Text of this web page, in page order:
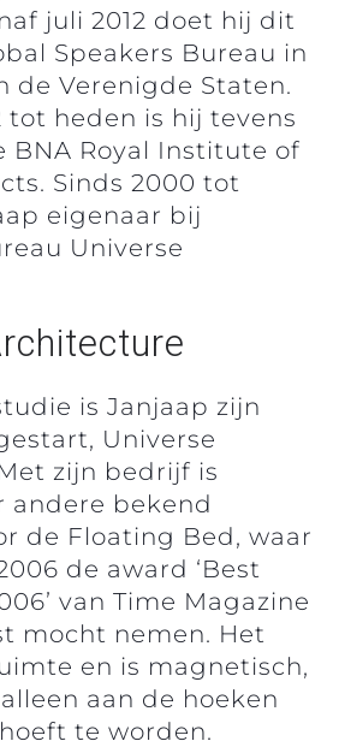
juli 2012 doet hij dit
Speakers Bureau in
de Verenigde Staten.
tot heden is hij tevens
BNA Royal Institute of
Sinds 2000 tot
eigenaar bij
Universe
is Janjaap zijn
Universe
zijn bedrijf is
andere bekend
de Floating Bed, waar
de award ‘Best
van Time Magazine
mocht nemen. Het
en is magnetisch,
aan de hoeken
te worden.